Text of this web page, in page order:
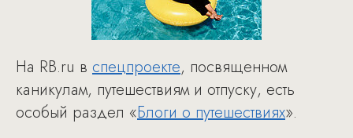
На RB.ru в спецпроекте, посвященном
каникулам, путешествиям и отпуску, есть
особый раздел «Блоги о путешествиях».